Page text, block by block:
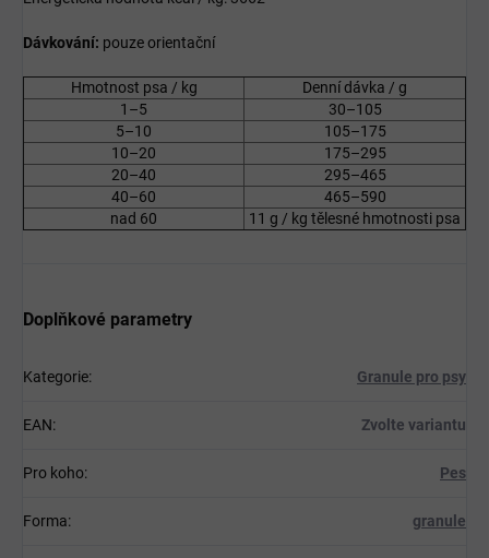
Dávkování: pouze orientační
Hmotnost psa / kg
Denní dávka / g
1–5
30–105
5–10
105–175
10–20
175–295
20–40
295–465
40–60
465–590
nad 60
11 g / kg tělesné hmotnosti psa
Doplňkové parametry
Kategorie: Granule pro psy
EAN: Zvolte variantu
Pro koho: Pes
Forma: granule